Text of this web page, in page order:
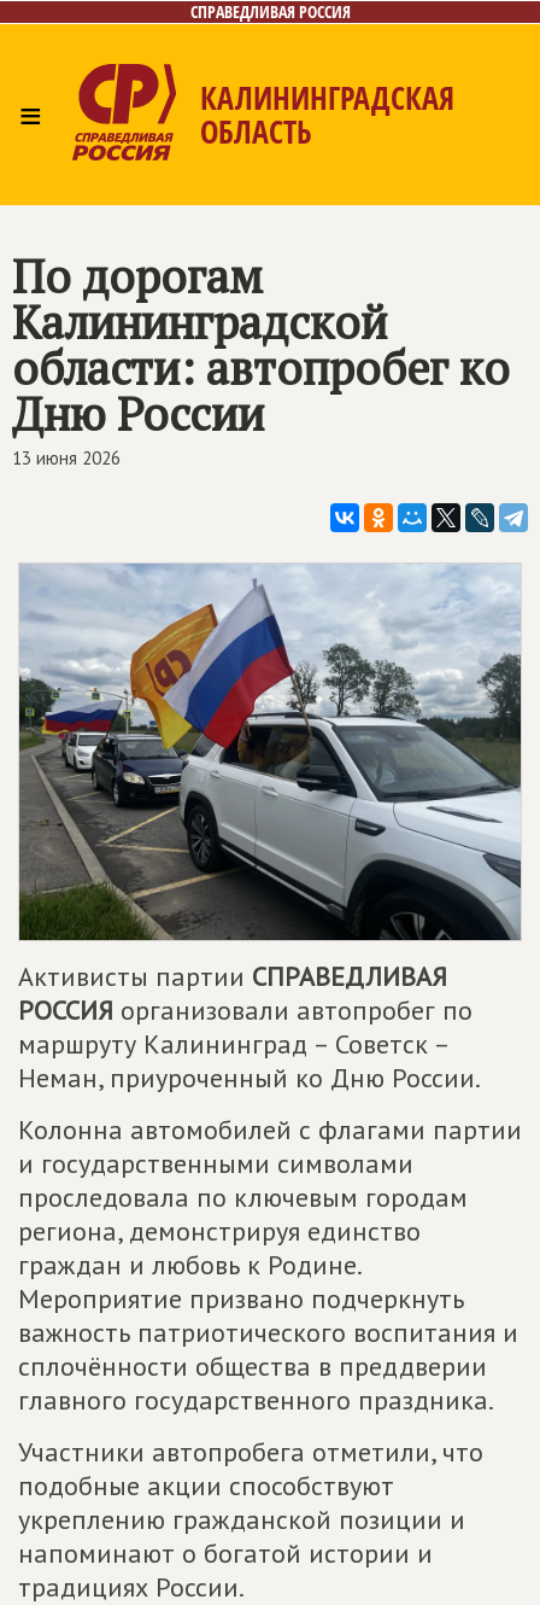
СПРАВЕДЛИВАЯ РОССИЯ
≡ КАЛИНИНГРАДСКАЯ
ОБЛАСТЬ
По дорогам
Калининградской
области: автопробег ко
Дню России
13 июня 2026
Активисты партии СПРАВЕДЛИВАЯ
РОССИЯ организовали автопробег по
маршруту Калининград – Советск –
Неман, приуроченный ко Дню России.
Колонна автомобилей с флагами партии
и государственными символами
проследовала по ключевым городам
региона, демонстрируя единство
граждан и любовь к Родине.
Мероприятие призвано подчеркнуть
важность патриотического воспитания и
сплочённости общества в преддверии
главного государственного праздника.
Участники автопробега отметили, что
подобные акции способствуют
укреплению гражданской позиции и
напоминают о богатой истории и
традициях России.